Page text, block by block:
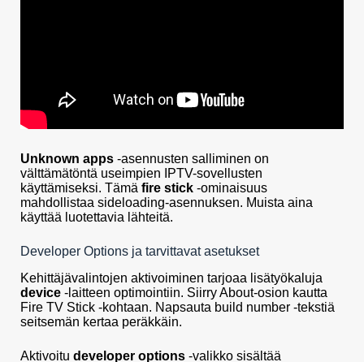
Unknown apps -asennusten salliminen on
välttämätöntä useimpien IPTV-sovellusten
käyttämiseksi. Tämä fire stick -ominaisuus
mahdollistaa sideloading-asennuksen. Muista aina
käyttää luotettavia lähteitä.
Developer Options ja tarvittavat asetukset
Kehittäjävalintojen aktivoiminen tarjoaa lisätyökaluja
device -laitteen optimointiin. Siirry About-osion kautta
Fire TV Stick -kohtaan. Napsauta build number -tekstiä
seitsemän kertaa peräkkäin.
Aktivoitu developer options -valikko sisältää